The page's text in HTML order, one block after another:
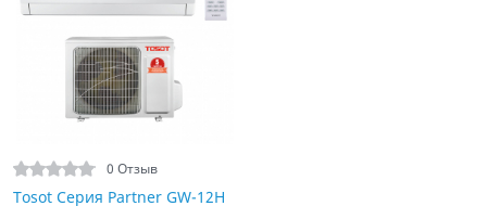
0 Отзыв
Tosot Серия Partner GW-12H